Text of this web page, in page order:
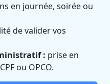
en journée, soirée ou
de valider vos
: prise en
ou OPCO.